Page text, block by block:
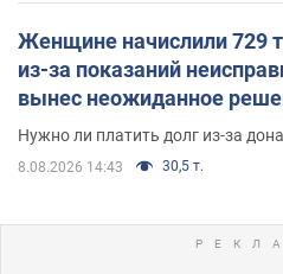
Женщине начислили 729
из-за показаний
вынес неожиданное
Нужно ли платить долг из-за
8.08.2026 14:43 30,5 т.